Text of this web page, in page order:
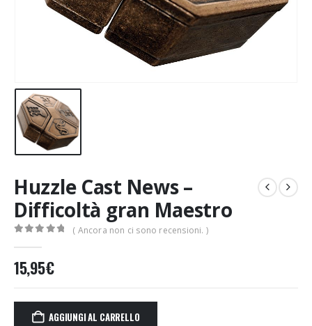
Huzzle Cast News –
Difficoltà gran Maestro
( Ancora non ci sono recensioni. )
15,95€
AGGIUNGI AL CARRELLO